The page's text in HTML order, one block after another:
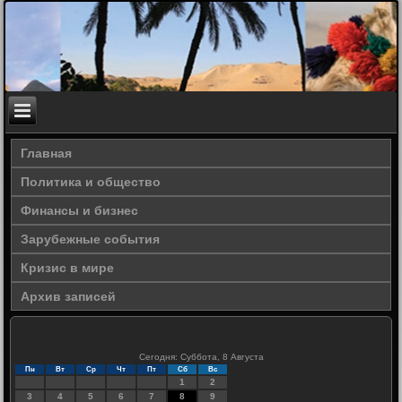
Главная
Политика и общество
Финансы и бизнес
Зарубежные события
Кризис в мире
Архив записей
Сегодня: Суббота, 8 Августа
Пн Вт Ср Чт Пт Сб Вс
1
2
3
4 5 6 7 8
9